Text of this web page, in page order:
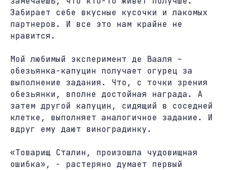
Забирает себе вкусные кусочки и лакомых
партнеров. И все это нам крайне не
нравится.
Мой любимый эксперимент де Вааля –
обезьянка-капуцин получает огурец за
выполнение задания. Что, с точки зрения
обезьянки, вполне достойная награда. А
затем другой капуцин, сидящий в соседней
клетке, выполняет аналогичное задание. И
вдруг ему дают виноградинку.
«Товарищ Сталин, произошла чудовищная
ошибка», - растеряно думает первый